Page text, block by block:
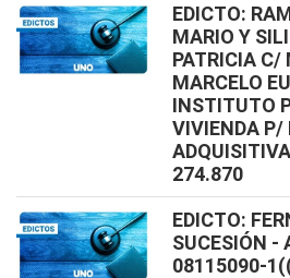
EDICTO:
MARIO Y
PATRICIA C/
MARCELO
INSTITUTO
VIVIENDA P/
274.870
EDICTO:
SUCESIÓN
08115090-